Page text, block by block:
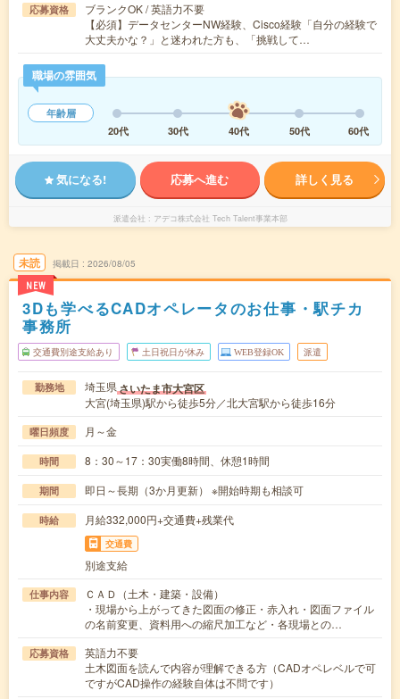
応募資格
ブランクOK / 英語力不要
【必須】データセンターNW経験、Cisco経験「自分の経験で
大丈夫かな？」と迷われた方も、「挑戦して…
職場の雰囲気
年齢層
20代
30代 40代 50代 60代
気になる! 応募へ進む 詳しく見る
派遣会社 アデコ株式会社 Tech Talent事業本部
未読
NEW
掲載日 2026/08/05
3Dも学べるCADオペレータのお仕事・駅チカ
事務所
交通費別途支給あり 土日祝日が休み WEB登録OK 派遣
勤務地 埼玉県さいたま市大宮区
大宮(埼玉県)駅から徒歩5分／北大宮駅から徒歩16分
曜日頻度 月～金
時間 8：30～17：30実働8時間、休憩1時間
期間 即日～長期（3か月更新） ※開始時期も相談可
時給 月給332,000円+交通費+残業代
交通費
別途支給
仕事内容
ＣＡＤ（土木・建築・設備）
・現場から上がってきた図面の修正・赤入れ・図面ファイル
の名前変更、資料用への縮尺加工など・各現場との…
応募資格
英語力不要
土木図面を読んで内容が理解できる方（CADオペレベルで可
ですがCAD操作の経験自体は不問です）